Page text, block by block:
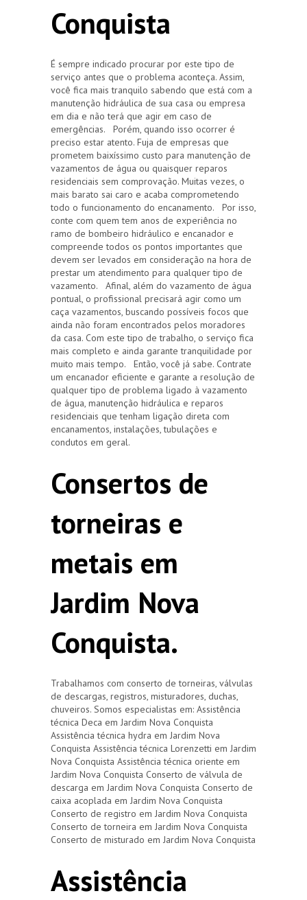
Conquista
É sempre indicado procurar por este tipo de
serviço antes que o problema aconteça. Assim,
você fica mais tranquilo sabendo que está com a
manutenção hidráulica de sua casa ou empresa
em dia e não terá que agir em caso de
emergências. Porém, quando isso ocorrer é
preciso estar atento. Fuja de empresas que
prometem baixíssimo custo para manutenção de
vazamentos de água ou quaisquer reparos
residenciais sem comprovação. Muitas vezes, o
mais barato sai caro e acaba comprometendo
todo o funcionamento do encanamento. Por isso,
conte com quem tem anos de experiência no
ramo de bombeiro hidráulico e encanador e
compreende todos os pontos importantes que
devem ser levados em consideração na hora de
prestar um atendimento para qualquer tipo de
vazamento. Afinal, além do vazamento de água
pontual, o profissional precisará agir como um
caça vazamentos, buscando possíveis focos que
ainda não foram encontrados pelos moradores
da casa. Com este tipo de trabalho, o serviço fica
mais completo e ainda garante tranquilidade por
muito mais tempo. Então, você já sabe. Contrate
um encanador eficiente e garante a resolução de
qualquer tipo de problema ligado à vazamento
de água, manutenção hidráulica e reparos
residenciais que tenham ligação direta com
encanamentos, instalações, tubulações e
condutos em geral.
Consertos de
torneiras e
metais em
Jardim Nova
Conquista.
Trabalhamos com conserto de torneiras, válvulas
de descargas, registros, misturadores, duchas,
chuveiros. Somos especialistas em: Assistência
técnica Deca em Jardim Nova Conquista
Assistência técnica hydra em Jardim Nova
Conquista Assistência técnica Lorenzetti em Jardim
Nova Conquista Assistência técnica oriente em
Jardim Nova Conquista Conserto de válvula de
descarga em Jardim Nova Conquista Conserto de
caixa acoplada em Jardim Nova Conquista
Conserto de registro em Jardim Nova Conquista
Conserto de torneira em Jardim Nova Conquista
Conserto de misturado em Jardim Nova Conquista
Assistência